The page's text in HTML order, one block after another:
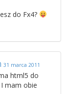
do Fx4?
31 marca 2011
html5 do
I mam obie